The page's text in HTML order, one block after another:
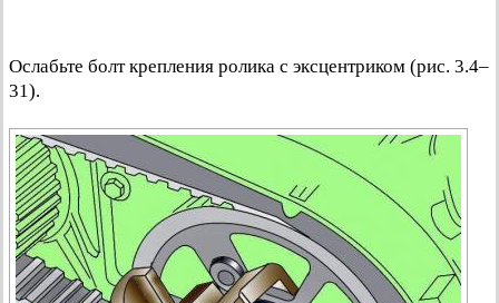
Ослабьте болт крепления ролика с эксцентриком (рис. 3.4–
31).